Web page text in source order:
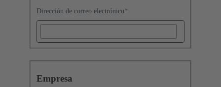
Dirección de correo electrónico*
Empresa